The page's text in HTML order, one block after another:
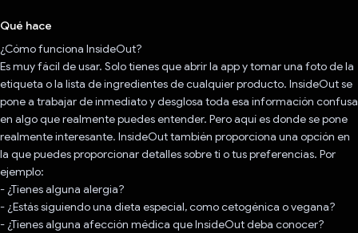
Qué hace
¿Cómo funciona InsideOut?
Es muy fácil de usar. Solo tienes que abrir la app y tomar una foto de la
etiqueta o la lista de ingredientes de cualquier producto. InsideOut se
pone a trabajar de inmediato y desglosa toda esa información confusa
en algo que realmente puedes entender. Pero aquí es donde se pone
realmente interesante. InsideOut también proporciona una opción en
la que puedes proporcionar detalles sobre ti o tus preferencias. Por
ejemplo:
- ¿Tienes alguna alergia?
- ¿Estás siguiendo una dieta especial, como cetogénica o vegana?
- ¿Tienes alguna afección médica que InsideOut deba conocer?